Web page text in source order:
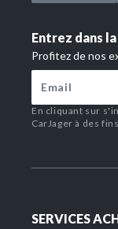
Entrez dans
Profitez de nos
En cliquant sur
CarJager à des
SERVICES